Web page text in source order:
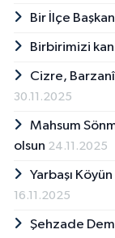
Bir İlçe
Birbirimizi
Cizre,
30.11.2025
Mahsum
olsun 24.11.2025
Yarbaşı
16.11.2025
Şehzade